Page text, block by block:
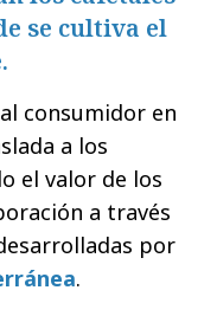
se cultiva el
consumidor en
a los
el valor de los
a través
por
.